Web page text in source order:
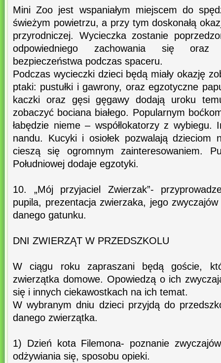
Mini Zoo jest wspaniałym miejscem do
świeżym powietrzu, a przy tym doskonałą
przyrodniczej. Wycieczka zostanie
odpowiedniego zachowania się oraz
bezpieczeństwa podczas spaceru.
Podczas wycieczki dzieci będą miały okazję
ptaki: pustułki i gawrony, oraz egzotyczne
kaczki oraz gęsi gęgawy dodają uroku
zobaczyć bociana białego. Popularnym
łabędzie nieme – współlokatorzy z wybiegu.
nandu. Kucyki i osiołek pozwalają dzieciom
cieszą się ogromnym zainteresowaniem.
Południowej dodaje egzotyki.
10. „Mój przyjaciel Zwierzak”-
pupila, prezentacja zwierzaka, jego
danego gatunku.
DNI ZWIERZĄT W PRZEDSZKOLU
W ciągu roku zapraszani będą goście,
zwierzątka domowe. Opowiedzą o ich
się i innych ciekawostkach na ich temat.
W wybranym dniu dzieci przyjdą do
danego zwierzątka.
1) Dzień kota Filemona- poznanie
odżywiania się, sposobu opieki.